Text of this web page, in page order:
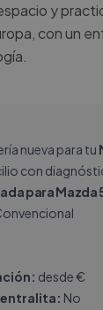
y
con un
nueva para tu
con
para Mazda
desde €
No